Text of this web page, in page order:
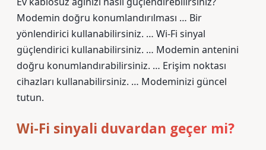
Modemin doğru konumlandırılması … Bir
yönlendirici kullanabilirsiniz. … Wi-Fi sinyal
güçlendirici kullanabilirsiniz. … Modemin antenini
doğru konumlandırabilirsiniz. … Erişim noktası
cihazları kullanabilirsiniz. … Modeminizi güncel
tutun.
Wi-Fi sinyali duvardan geçer mi?